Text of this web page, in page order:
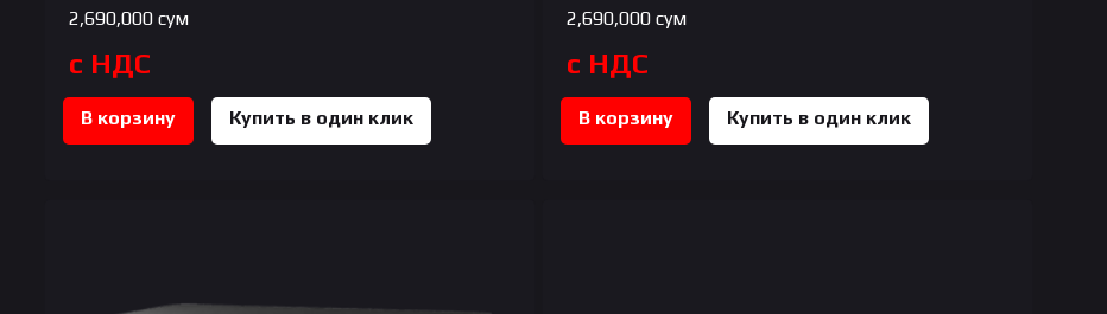
2,690,000сум
с НДС
В корзину Купить в один клик
2,690,000сум
с НДС
В корзину Купить в один клик